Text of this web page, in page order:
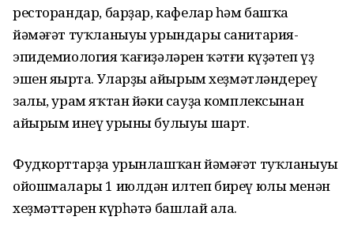
ресторандар, барҙар, кафелар һәм башҡа
йәмәғәт туҡланыуы урындары санитария-
эпидемиология ҡағиҙәләрен ҡәтғи күҙәтеп үҙ
эшен яңырта. Уларҙың айырым хеҙмәтләндереү
залы, урам яҡтан йәки сауҙа комплексынан
айырым инеү урыны булыуы шарт.
Фудкорттарҙа урынлашҡан йәмәғәт туҡланыуы
ойошмалары 1 июлдән илтеп биреү юлы менән
хеҙмәттәрен күрһәтә башлай ала.